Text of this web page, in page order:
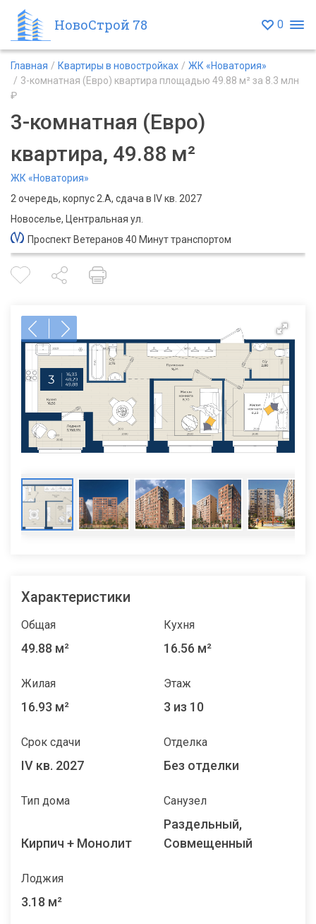
НовоСтрой 78 0
Главная Квартиры в новостройках
ЖК «Новатория»
3-комнатная (Евро) квартира площадью 49.88 м² за 8.3 млн
₽
3-комнатная (Евро)
квартира, 49.88 м²
ЖК «Новатория»
2 очередь, корпус 2.А, сдача в IV кв. 2027
Новоселье, Центральная ул.
Проспект Ветеранов 40 Минут транспортом
Характеристики
Общая
49.88 м²
Кухня
16.56 м²
Жилая
16.93 м²
Этаж
3 из 10
Срок сдачи
IV кв. 2027
Отделка
Без отделки
Тип дома
Кирпич + Монолит
Санузел
Раздельный,
Совмещенный
Лоджия
3.18 м²